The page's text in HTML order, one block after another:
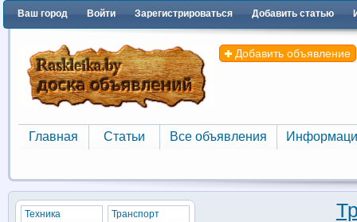
Ваш город Войти Зарегистрироваться Добавить статью
Добавить объявление
Главная
Главная
Статьи
Статьи
Все объявления
Все объявления
Техника
Транспорт